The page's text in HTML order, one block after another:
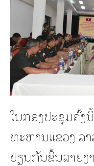
ໃນກອງປະຊຸມຄັ້ງ
ທະຫານແຂວງ ລ
ປ່ຽນກັນຂຶ້ນລາຍ